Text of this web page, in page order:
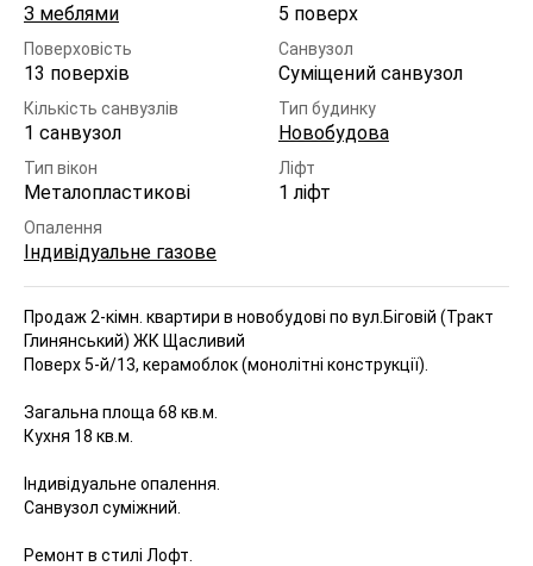
З меблями 5 поверх
Поверховість
13 поверхів
Санвузол
Суміщений санвузол
Кількість санвузлів
1 санвузол
Тип будинку
Новобудова
Тип вікон
Металопластикові
Ліфт
1 ліфт
Опалення
Індивідуальне газове
Продаж 2-кімн. квартири в новобудові по вул.Біговій (Тракт
Глинянський) ЖК Щасливий
Поверх 5-й/13, керамоблок (монолітні конструкції).
Загальна площа 68 кв.м.
Кухня 18 кв.м.
Індивідуальне опалення.
Санвузол суміжний.
Ремонт в стилі Лофт.